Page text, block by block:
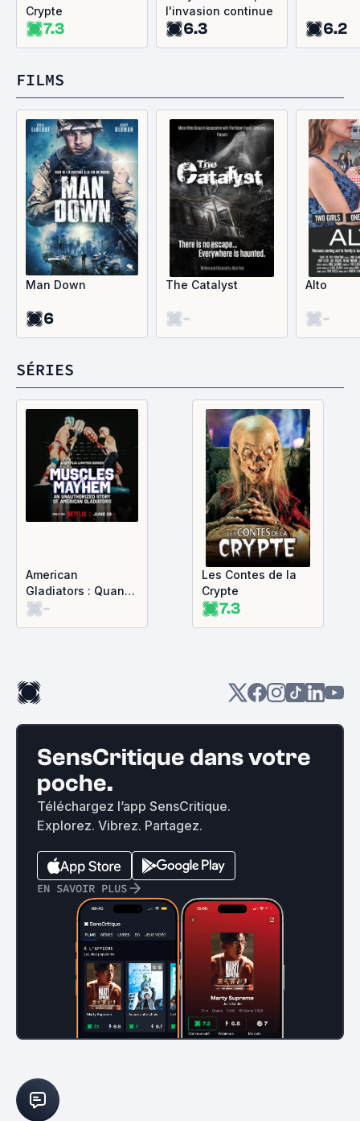
Crypte
7.3
l'invasion continue
6.3 6.2
FILMS
Man Down
6
The Catalyst
-
Alto
-
SÉRIES
American
Gladiators : Quand
la télé faisait son
-
Les Contes de la
Crypte
7.3
SensCritique dans votre
poche.
Téléchargez l’app SensCritique.
Explorez. Vibrez. Partagez.
EN SAVOIR PLUS